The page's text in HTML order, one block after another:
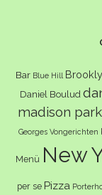
Bar Blue Hill
Daniel Boulud
madison park
Georges Vongerichten
Menü New
per se Pizza